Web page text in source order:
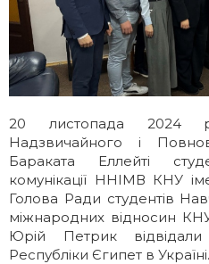
20 листопада 2024
Надзвичайного і
Бараката Еллейті
комунікації ННІМВ КНУ
Голова Ради студентів
міжнародних відносин
Юрій Петрик відвідали
Республіки Єгипет в Україні.
Галерея
ІМВ Hall Art Gallery
Бізнес-школа
Школа молодого
дипломата
Громадські обговорення
Освітні програми
Англомовні програми
Заочна магістратура
Майстер-класи МЗС